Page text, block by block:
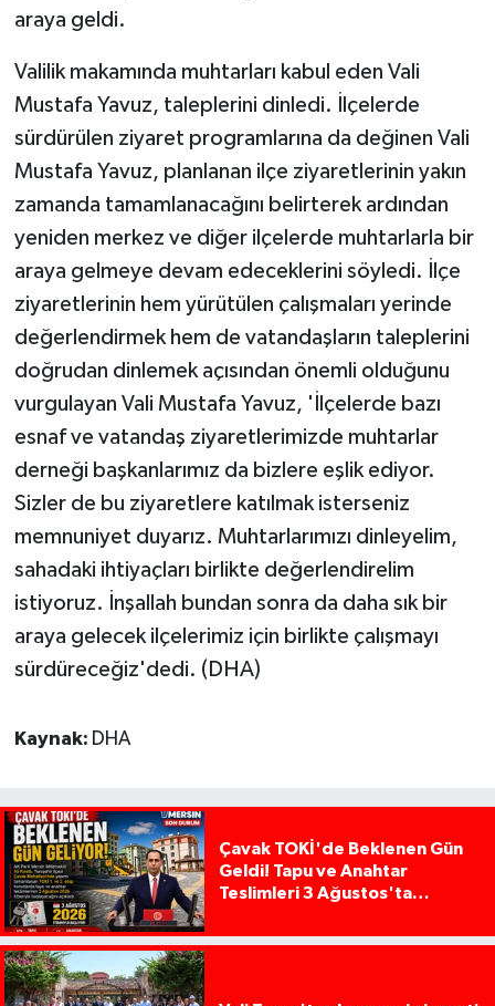
araya geldi.
Valilik makamında muhtarları kabul eden Vali
Mustafa Yavuz, taleplerini dinledi. İlçelerde
sürdürülen ziyaret programlarına da değinen Vali
Mustafa Yavuz, planlanan ilçe ziyaretlerinin yakın
zamanda tamamlanacağını belirterek ardından
yeniden merkez ve diğer ilçelerde muhtarlarla bir
araya gelmeye devam edeceklerini söyledi. İlçe
ziyaretlerinin hem yürütülen çalışmaları yerinde
değerlendirmek hem de vatandaşların taleplerini
doğrudan dinlemek açısından önemli olduğunu
vurgulayan Vali Mustafa Yavuz, 'İlçelerde bazı
esnaf ve vatandaş ziyaretlerimizde muhtarlar
derneği başkanlarımız da bizlere eşlik ediyor.
Sizler de bu ziyaretlere katılmak isterseniz
memnuniyet duyarız. Muhtarlarımızı dinleyelim,
sahadaki ihtiyaçları birlikte değerlendirelim
istiyoruz. İnşallah bundan sonra da daha sık bir
araya gelecek ilçelerimiz için birlikte çalışmayı
sürdüreceğiz'dedi. (DHA)
Kaynak: DHA
Çavak TOKİ'de Beklenen Gün
Geldi! Tapu ve Anahtar
Teslimleri 3 Ağustos'ta